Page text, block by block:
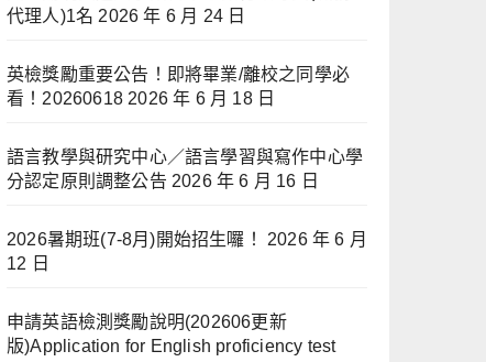
代理人)1名 2026 年 6 月 24 日
英檢獎勵重要公告！即將畢業/離校之同學必
看！20260618 2026 年 6 月 18 日
語言教學與研究中心／語言學習與寫作中心學
分認定原則調整公告 2026 年 6 月 16 日
2026暑期班(7-8月)開始招生囉！
2026 年 6 月
12 日
申請英語檢測獎勵說明(202606更新
版)Application for English proficiency test